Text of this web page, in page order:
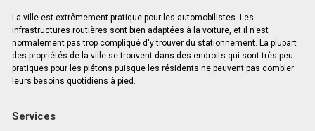
La ville est extrêmement pratique pour les automobilistes. Les
infrastructures routières sont bien adaptées à la voiture, et il n'est
normalement pas trop compliqué d'y trouver du stationnement. La plupart
des propriétés de la ville se trouvent dans des endroits qui sont très peu
pratiques pour les piétons puisque les résidents ne peuvent pas combler
leurs besoins quotidiens à pied.
Services